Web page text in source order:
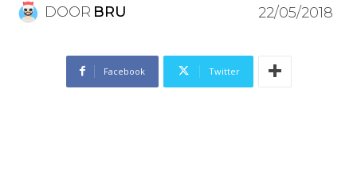
DOOR BRU 22/05/2018
Facebook Twitter